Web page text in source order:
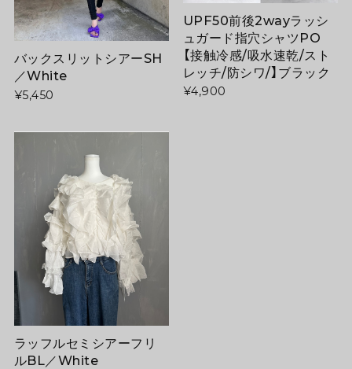
バックスリットシアーSH
／White
¥5,450
UPF50前後2wayラッシ
ュガード指穴シャツPO
【接触冷感/吸水速乾/スト
レッチ/防シワ/】ブラック
¥4,900
ラッフルセミシアーフリ
ルBL／White